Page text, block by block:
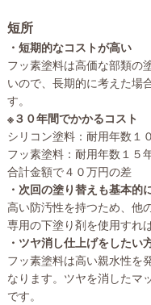
短所
・短期的なコストが高い
フッ素塗料は高価な部類の
いので、長期的に考えた場
す。
※３０年間でかかるコスト
シリコン塗料：耐用年数
フッ素塗料：耐用年数１
合計金額で４０万円の差
・次回の塗り替えも基本的
高い防汚性を持つため、他
専用の下塗り剤を使用すれ
・ツヤ消し仕上げをしたい
フッ素塗料は高い親水性を
なります。ツヤを消したマ
です。